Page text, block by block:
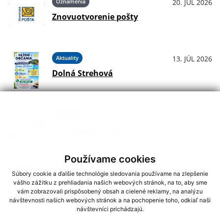
Používame cookies
Súbory cookie a ďalšie technológie sledovania používame na zlepšenie
vášho zážitku z prehliadania našich webových stránok, na to, aby sme
vám zobrazovali prispôsobený obsah a cielené reklamy, na analýzu
návštevnosti našich webových stránok a na pochopenie toho, odkiaľ naši
návštevníci prichádzajú.
20. JÚL 2026
Znovuotvorenie pošty
Aktuality 13. JÚL 2026
Dolná Strehová
Podujatia 01. JÚL 2026
Koncerty - Vodný hrad Štítnik